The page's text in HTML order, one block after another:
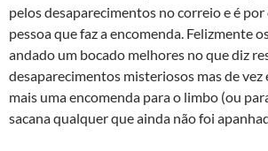
pelos desaparecimentos no correio e é
pessoa que faz a encomenda. Felizmente
andado um bocado melhores no que diz
desaparecimentos misteriosos mas de vez
mais uma encomenda para o limbo (ou
sacana qualquer que ainda não foi